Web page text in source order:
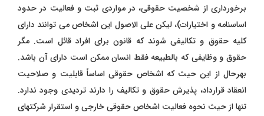
برخورداری از شخصیت حقوقی، در مواردی ثبت و فعالیت در حدود
اساسنامه و اختیارات)، لیکن علی الاصول این اشخاص می توانند دارای
کلیه حقوق و تکالیفی شوند که قانون برای افراد قائل است. مگر
حقوق و وظایفی که بالطبیعه فقط انسان ممکن است دارای آن باشد.
بهرحال از این حیث که اشخاص حقوقی اساساً قابلیت و صلاحیت
انعقاد قرارداد، پذیرش حقوق و تکالیف را دارند تردیدی وجود ندارد.
تنها از حیث نحوه فعالیت اشخاص حقوقی خارجی و استقرار شرکتهای